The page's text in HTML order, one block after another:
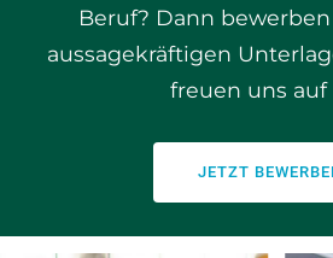
Beruf? Dann
aussagekräftigen
freuen uns auf
JETZT